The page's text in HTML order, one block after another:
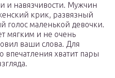
и навязчивости. Мужчин
крик, развязный
голос маленькой девочки.
мягким и не очень
ваши слова. Для
впечатления хватит пары